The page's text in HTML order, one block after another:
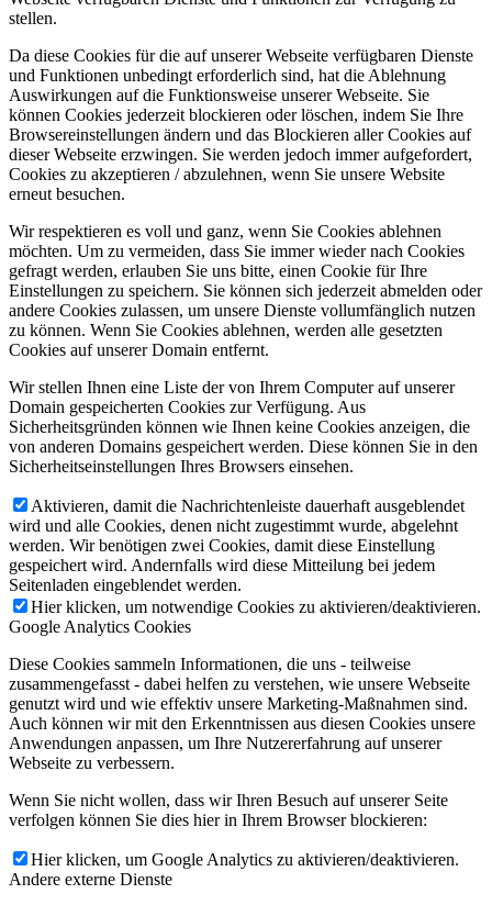
stellen.
Da diese Cookies für die auf unserer Webseite verfügbaren Dienste
und Funktionen unbedingt erforderlich sind, hat die Ablehnung
Auswirkungen auf die Funktionsweise unserer Webseite. Sie
können Cookies jederzeit blockieren oder löschen, indem Sie Ihre
Browsereinstellungen ändern und das Blockieren aller Cookies auf
dieser Webseite erzwingen. Sie werden jedoch immer aufgefordert,
Cookies zu akzeptieren / abzulehnen, wenn Sie unsere Website
erneut besuchen.
Wir respektieren es voll und ganz, wenn Sie Cookies ablehnen
möchten. Um zu vermeiden, dass Sie immer wieder nach Cookies
gefragt werden, erlauben Sie uns bitte, einen Cookie für Ihre
Einstellungen zu speichern. Sie können sich jederzeit abmelden oder
andere Cookies zulassen, um unsere Dienste vollumfänglich nutzen
zu können. Wenn Sie Cookies ablehnen, werden alle gesetzten
Cookies auf unserer Domain entfernt.
Wir stellen Ihnen eine Liste der von Ihrem Computer auf unserer
Domain gespeicherten Cookies zur Verfügung. Aus
Sicherheitsgründen können wie Ihnen keine Cookies anzeigen, die
von anderen Domains gespeichert werden. Diese können Sie in den
Sicherheitseinstellungen Ihres Browsers einsehen.
Aktivieren, damit die Nachrichtenleiste dauerhaft ausgeblendet
wird und alle Cookies, denen nicht zugestimmt wurde, abgelehnt
werden. Wir benötigen zwei Cookies, damit diese Einstellung
gespeichert wird. Andernfalls wird diese Mitteilung bei jedem
Seitenladen eingeblendet werden.
Hier klicken, um notwendige Cookies zu aktivieren/deaktivieren.
Google Analytics Cookies
Diese Cookies sammeln Informationen, die uns - teilweise
zusammengefasst - dabei helfen zu verstehen, wie unsere Webseite
genutzt wird und wie effektiv unsere Marketing-Maßnahmen sind.
Auch können wir mit den Erkenntnissen aus diesen Cookies unsere
Anwendungen anpassen, um Ihre Nutzererfahrung auf unserer
Webseite zu verbessern.
Wenn Sie nicht wollen, dass wir Ihren Besuch auf unserer Seite
verfolgen können Sie dies hier in Ihrem Browser blockieren:
Hier klicken, um Google Analytics zu aktivieren/deaktivieren.
Andere externe Dienste